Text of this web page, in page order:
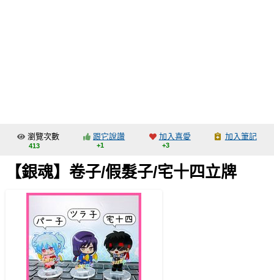
交流中心
攤位轉讓區
註冊會員
登入
瀏覽次數
413
跟它說讚
+1
加入喜愛
+3
加入筆記
【銀魂】卷子/假髮子/宅十四立牌